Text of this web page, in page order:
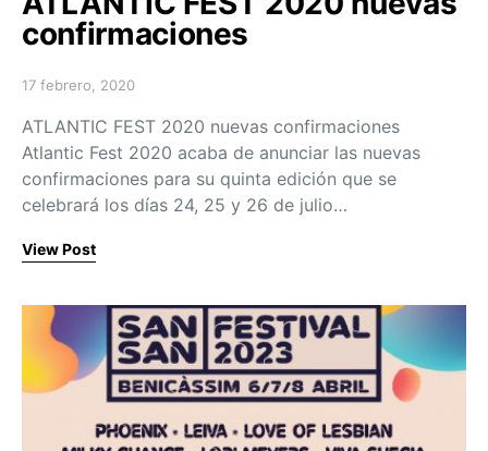
confirmaciones
Posted on
17 febrero, 2020
ATLANTIC FEST 2020 nuevas confirmaciones
Atlantic Fest 2020 acaba de anunciar las nuevas
confirmaciones para su quinta edición que se
celebrará los días 24, 25 y 26 de julio…
View Post